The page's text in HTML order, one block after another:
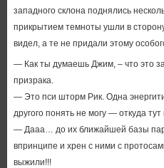
западного склона поднялись
прикрытием темноты ушли в
видел, а те не придали этому
— Как ты думаешь Джим, – что это
призрака.
— Это пси шторм Рик. Одна
другого понять не могу — откуда
— Дааа… до их ближайшей базы
впринципе и хрен с ними с
выжили!!!